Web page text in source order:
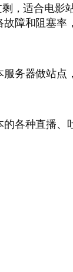
，适合电
障和阻塞率
务器做站点
各种直播